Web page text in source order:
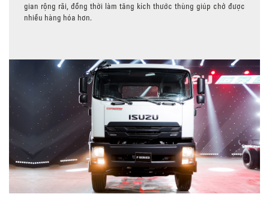
gian rộng rãi, đồng thời làm tăng kích thước thùng giúp chở được
nhiều hàng hóa hơn.